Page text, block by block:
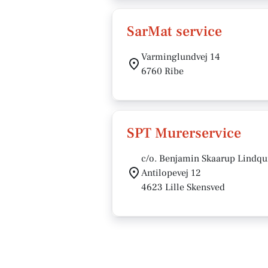
SarMat service
Varminglundvej 14
6760 Ribe
SPT Murerservice
c/o. Benjamin Skaarup
Antilopevej 12
4623 Lille Skensved